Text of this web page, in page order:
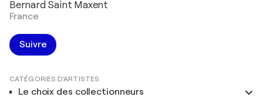
Bernard Saint Maxent
France
Suivre
CATÉGORIES D'ARTISTES
Le choix des collectionneurs